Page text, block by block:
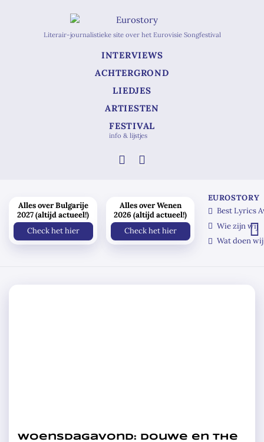
Literair-journalistieke site over het Eurovisie Songfestival
INTERVIEWS
ACHTERGROND
LIEDJES
ARTIESTEN
FESTIVAL
info & lijstjes
Woensdagavond: Douwe en The
Alles over Bulgarije
2027 (altijd actueel!)
Check het hier
Alles over Wenen
2026 (altijd actueel!)
Check het hier
EUROSTORY
Best Lyrics
Wie zijn wij
Wat doen wij